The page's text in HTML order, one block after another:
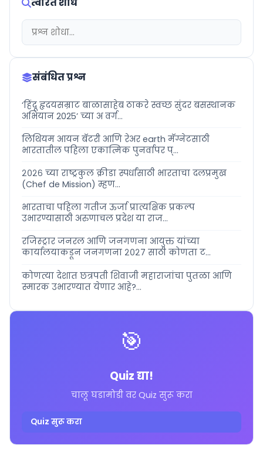
त्वरित शोध
संबंधित प्रश्न
‘हिंदू हृदयसम्राट बाळासाहेब ठाकरे स्वच्छ सुंदर बसस्थानक
अभियान 2025’ च्या अ वर्ग...
लिथियम आयन बॅटरी आणि रेअर earth मॅग्नेटसाठी
भारतातील पहिला एकात्मिक पुनर्वापर प्...
२०२६ च्या राष्ट्रकुल क्रीडा स्पर्धांसाठी भारताचा दलप्रमुख
(Chef de Mission) म्हण...
भारताचा पहिला गतीज ऊर्जा प्रात्यक्षिक प्रकल्प
उभारण्यासाठी अरुणाचल प्रदेश या राज...
रजिस्ट्रार जनरल आणि जनगणना आयुक्त यांच्या
कार्यालयाकडून जनगणना २०२७ साठी कोणता ट...
कोणत्या देशात छत्रपती शिवाजी महाराजांचा पुतळा आणि
स्मारक उभारण्यात येणार आहे?...
🎯
Quiz द्या!
चालू घडामोडी वर Quiz सुरू करा
Quiz सुरू करा